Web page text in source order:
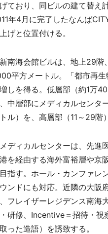
ており、同ビルの建て替え
年4月に完了したなんば
げと位置付ける。
南海会館ビルは、地上29階
平方メートル。「都市再
しを得る。低層部（約1万
中層部にメディカルセンタ
ル）を、高層部（11～29階
ディカルセンターは、先進
を経由する海外富裕層や京
指す。ホール・カンファレ
ンドにも対応。近隣の大阪
フレイザーレジデンス南海
研修、Incentive＝招待・
った造語）を誘致する。